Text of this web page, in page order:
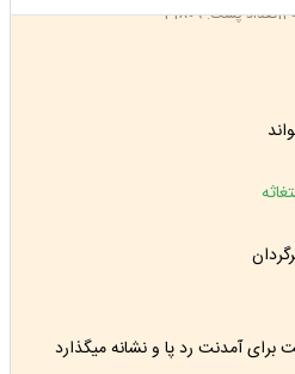
تعداد پست: 31809
آمدنت رد پا و نشانه میگذارد